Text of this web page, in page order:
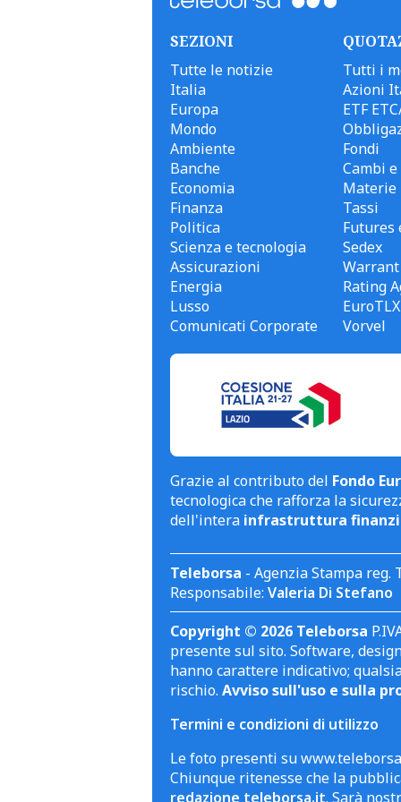
SEZIONI
Tutte le notizie
Italia
Europa
Mondo
Ambiente
Banche
Economia
Finanza
Politica
Scienza e tecnologia
Assicurazioni
Energia
Lusso
Comunicati Corporate
Tutti i
Azioni
ETF
Fondi
Cambi
Materie
Tassi
Futures
Sedex
Warrant
Rating
EuroTLX
Vorvel
Grazie al contributo del Fondo
tecnologica che rafforza la
dell'intera infrastruttura
Teleborsa - Agenzia Stampa
Responsabile: Valeria Di Stefano
Copyright © 2026 Teleborsa
presente sul sito. Software,
hanno carattere indicativo;
rischio. Avviso sull'uso e sulla
Termini e condizioni di utilizzo
Le foto presenti su
Chiunque ritenesse che la
redazione teleborsa.it. Sarà